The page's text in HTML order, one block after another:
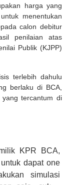
harga yang
menentukan
calon debitur
penilaian atas
Publik (KJPP)
terlebih dahulu
berlaku di BCA,
tercantum di
KPR BCA,
dapat one
simulasi